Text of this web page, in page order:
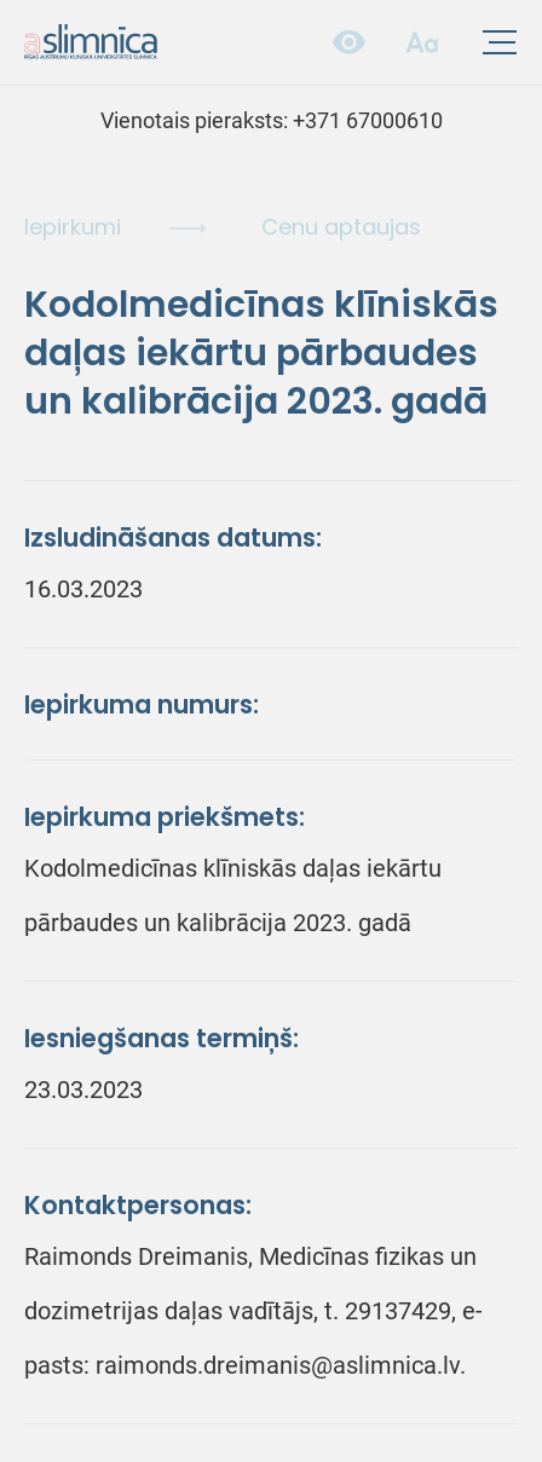
Vienotais pieraksts: +371 67000610
Iepirkumi Cenu aptaujas
Kodolmedicīnas klīniskās
daļas iekārtu pārbaudes
un kalibrācija 2023. gadā
Izsludināšanas datums:
16.03.2023
Iepirkuma numurs:
Iepirkuma priekšmets:
Kodolmedicīnas klīniskās daļas iekārtu
pārbaudes un kalibrācija 2023. gadā
Iesniegšanas termiņš:
23.03.2023
Kontaktpersonas:
Raimonds Dreimanis, Medicīnas fizikas un
dozimetrijas daļas vadītājs, t. 29137429, e-
pasts: raimonds.dreimanis@aslimnica.lv.